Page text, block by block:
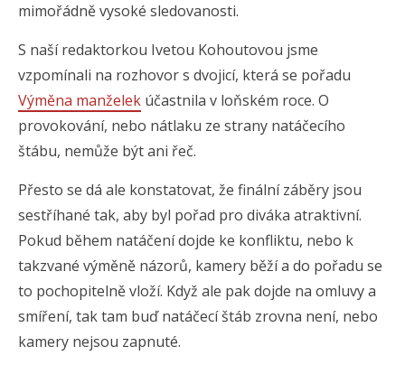
mimořádně vysoké sledovanosti.
S naší redaktorkou Ivetou Kohoutovou jsme
vzpomínali na rozhovor s dvojicí, která se pořadu
Výměna manželek účastnila v loňském roce. O
provokování, nebo nátlaku ze strany natáčecího
štábu, nemůže být ani řeč.
Přesto se dá ale konstatovat, že finální záběry jsou
sestříhané tak, aby byl pořad pro diváka atraktivní.
Pokud během natáčení dojde ke konfliktu, nebo k
takzvané výměně názorů, kamery běží a do pořadu se
to pochopitelně vloží. Když ale pak dojde na omluvy a
smíření, tak tam buď natáčecí štáb zrovna není, nebo
kamery nejsou zapnuté.